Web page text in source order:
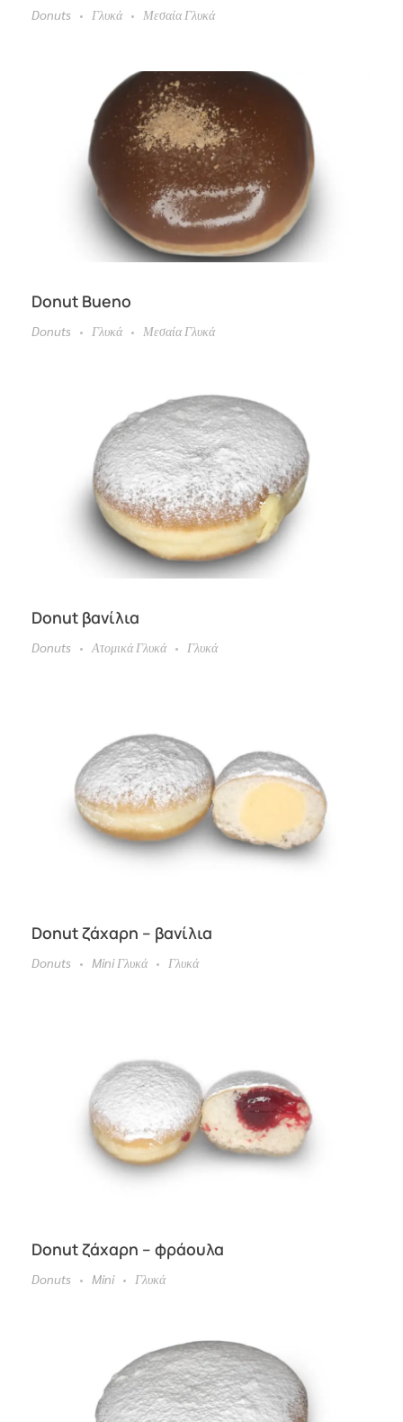
Donuts Γλυκά Μεσαία Γλυκά
Donut Bueno
Donuts Γλυκά Μεσαία Γλυκά
Donut βανίλια
Donuts Ατομικά Γλυκά Γλυκά
Donut ζάχαρη – βανίλια
Donuts Mini Γλυκά Γλυκά
Donut ζάχαρη – φράουλα
Donuts Mini Γλυκά